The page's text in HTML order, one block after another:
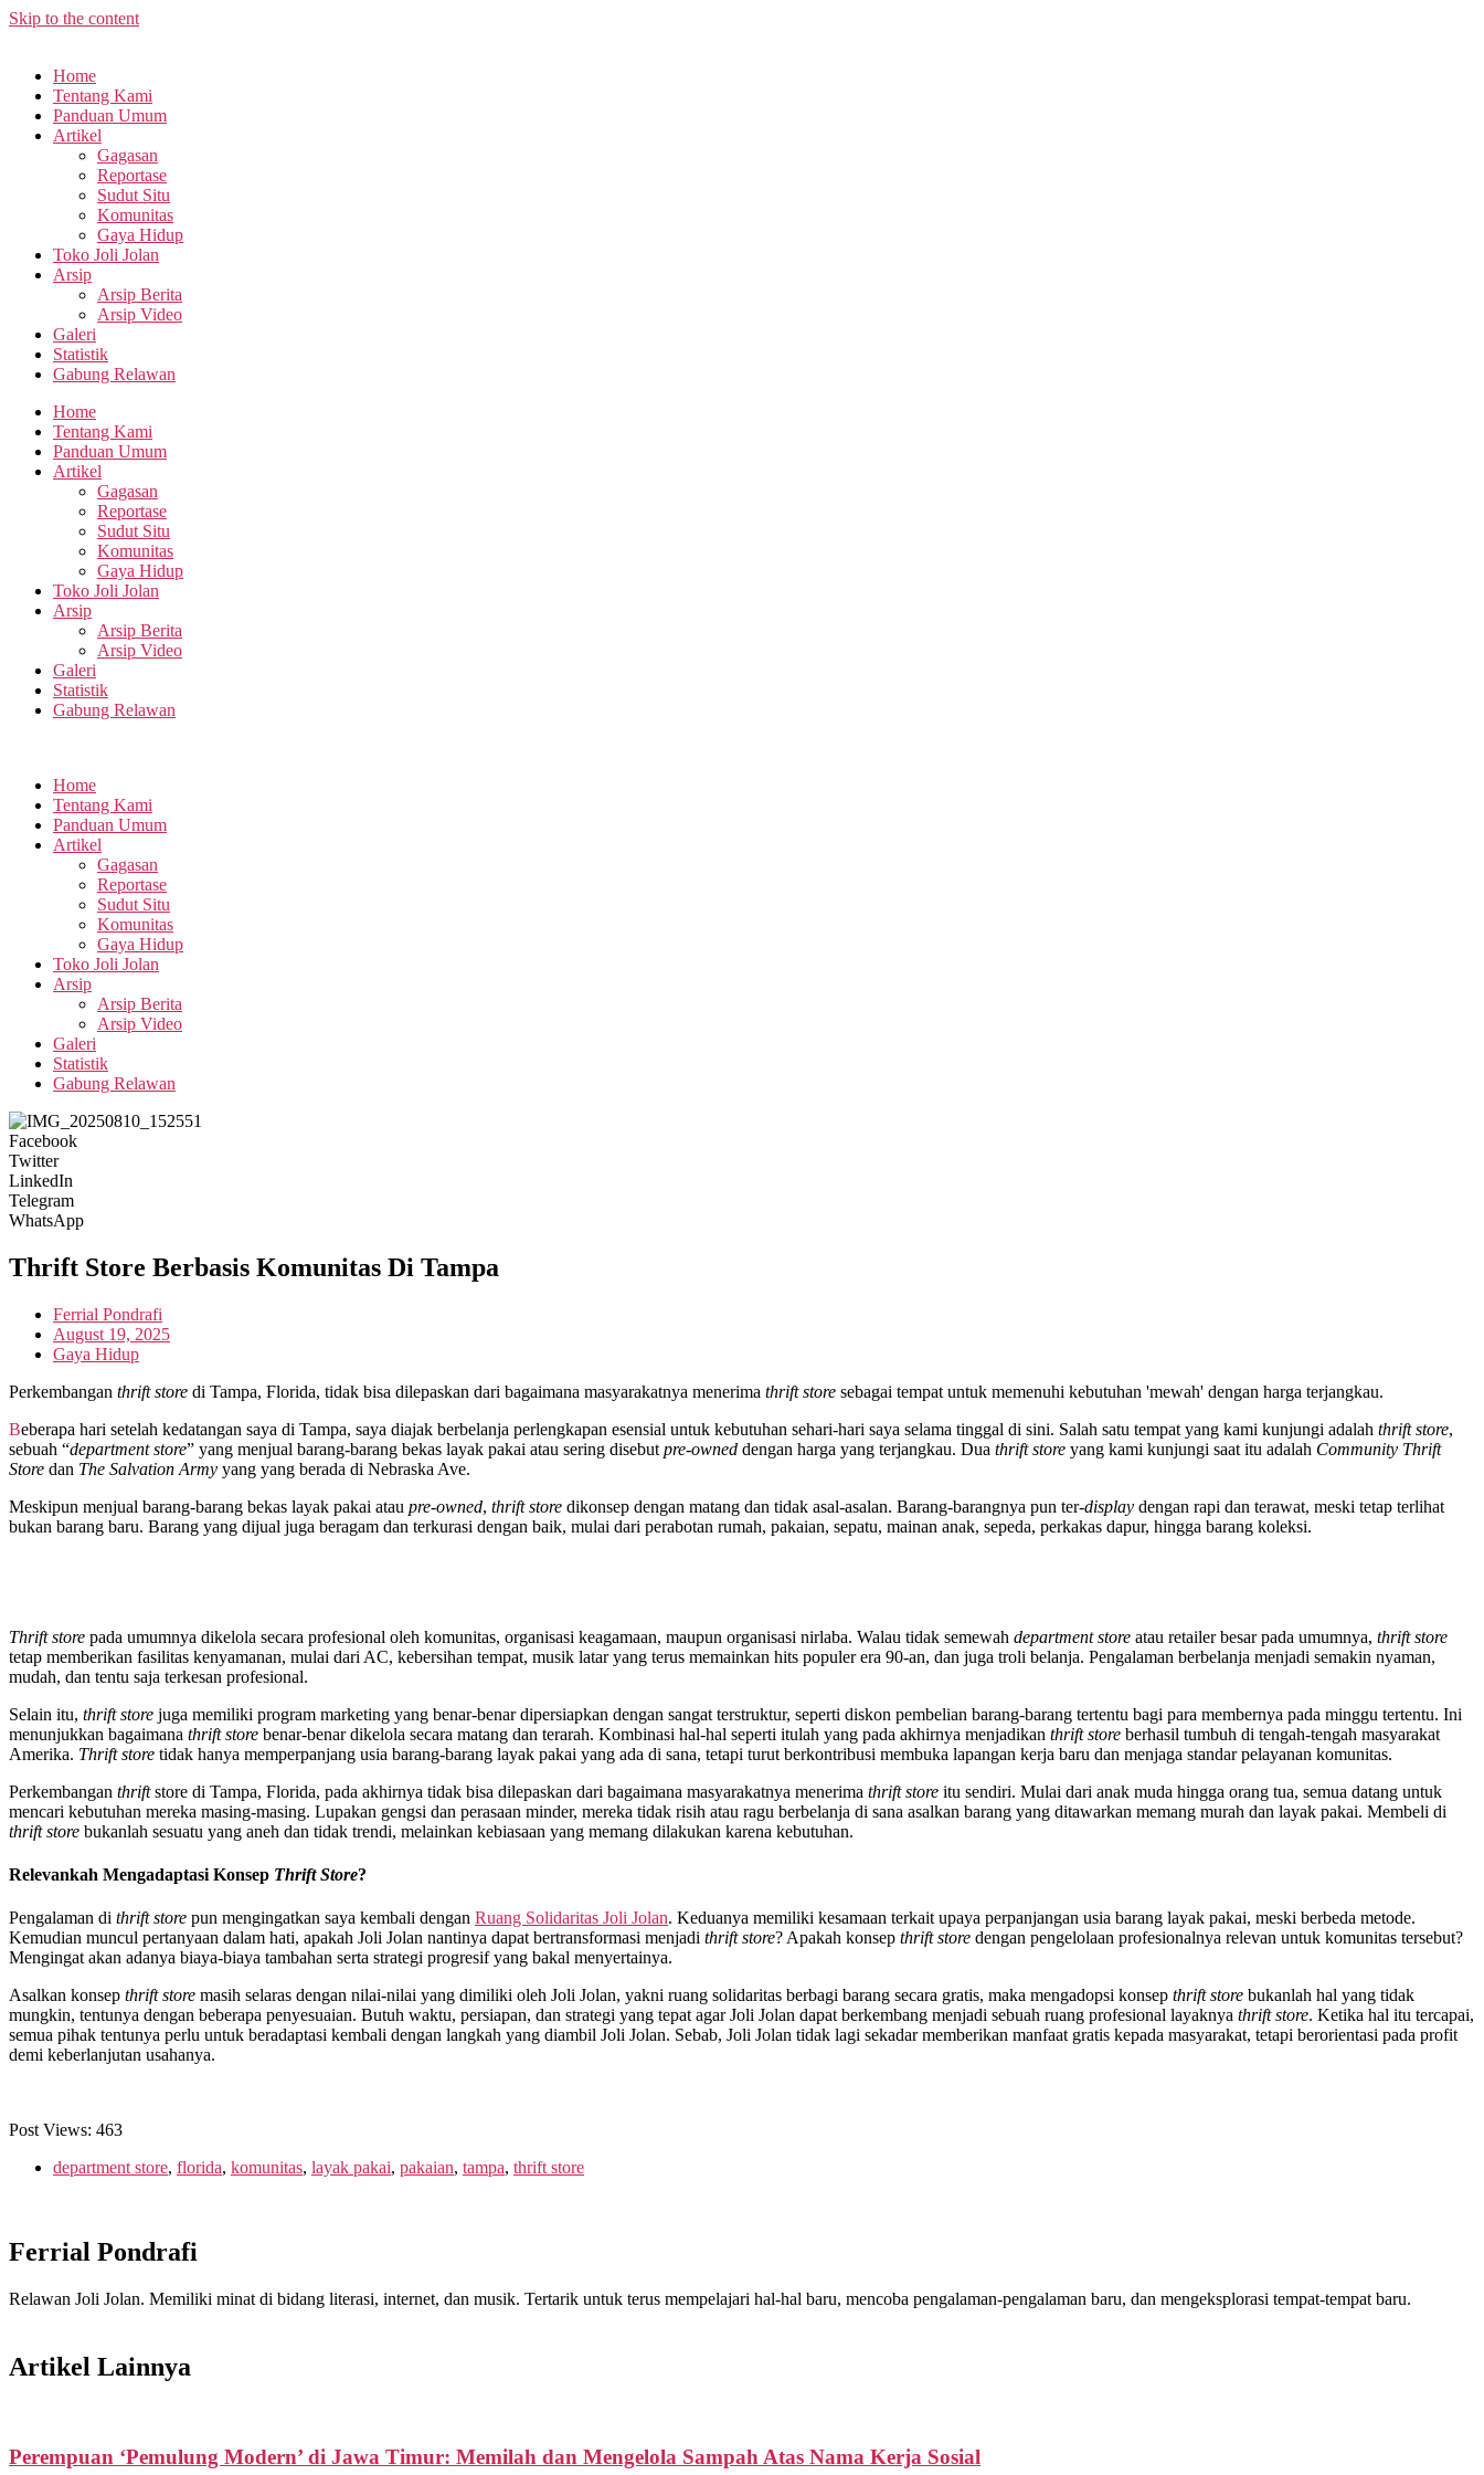
Skip to the content
Home
Tentang Kami
Panduan Umum
Artikel
Gagasan
Reportase
Sudut Situ
Komunitas
Gaya Hidup
Toko Joli Jolan
Arsip
Arsip Berita
Arsip Video
Galeri
Statistik
Gabung Relawan
Home
Tentang Kami
Panduan Umum
Artikel
Gagasan
Reportase
Sudut Situ
Komunitas
Gaya Hidup
Toko Joli Jolan
Arsip
Arsip Berita
Arsip Video
Galeri
Statistik
Gabung Relawan
Home
Tentang Kami
Panduan Umum
Artikel
Gagasan
Reportase
Sudut Situ
Komunitas
Gaya Hidup
Toko Joli Jolan
Arsip
Arsip Berita
Arsip Video
Galeri
Statistik
Gabung Relawan
Facebook
Twitter
LinkedIn
Telegram
WhatsApp
Thrift Store Berbasis Komunitas Di Tampa
Ferrial Pondrafi
August 19, 2025
Gaya Hidup
Perkembangan thrift store di Tampa, Florida, tidak bisa dilepaskan dari bagaimana masyarakatnya menerima thrift store sebagai tempat untuk memenuhi kebutuhan 'mewah' dengan harga terjangkau.
Beberapa hari setelah kedatangan saya di Tampa, saya diajak berbelanja perlengkapan esensial untuk kebutuhan sehari-hari saya selama tinggal di sini. Salah satu tempat yang kami kunjungi adalah thrift store,
sebuah “department store” yang menjual barang-barang bekas layak pakai atau sering disebut pre-owned dengan harga yang terjangkau. Dua thrift store yang kami kunjungi saat itu adalah Community Thrift
Store dan The Salvation Army yang yang berada di Nebraska Ave.
Meskipun menjual barang-barang bekas layak pakai atau pre-owned, thrift store dikonsep dengan matang dan tidak asal-asalan. Barang-barangnya pun ter-display dengan rapi dan terawat, meski tetap terlihat
bukan barang baru. Barang yang dijual juga beragam dan terkurasi dengan baik, mulai dari perabotan rumah, pakaian, sepatu, mainan anak, sepeda, perkakas dapur, hingga barang koleksi.
Thrift store pada umumnya dikelola secara profesional oleh komunitas, organisasi keagamaan, maupun organisasi nirlaba. Walau tidak semewah department store atau retailer besar pada umumnya, thrift store
tetap memberikan fasilitas kenyamanan, mulai dari AC, kebersihan tempat, musik latar yang terus memainkan hits populer era 90-an, dan juga troli belanja. Pengalaman berbelanja menjadi semakin nyaman,
mudah, dan tentu saja terkesan profesional.
Selain itu, thrift store juga memiliki program marketing yang benar-benar dipersiapkan dengan sangat terstruktur, seperti diskon pembelian barang-barang tertentu bagi para membernya pada minggu tertentu. Ini
menunjukkan bagaimana thrift store benar-benar dikelola secara matang dan terarah. Kombinasi hal-hal seperti itulah yang pada akhirnya menjadikan thrift store berhasil tumbuh di tengah-tengah masyarakat
Amerika. Thrift store tidak hanya memperpanjang usia barang-barang layak pakai yang ada di sana, tetapi turut berkontribusi membuka lapangan kerja baru dan menjaga standar pelayanan komunitas.
Perkembangan thriftstore di Tampa, Florida, pada akhirnya tidak bisa dilepaskan dari bagaimana masyarakatnya menerima thrift store itu sendiri. Mulai dari anak muda hingga orang tua, semua datang untuk
mencari kebutuhan mereka masing-masing. Lupakan gengsi dan perasaan minder, mereka tidak risih atau ragu berbelanja di sana asalkan barang yang ditawarkan memang murah dan layak pakai. Membeli di
thrift store bukanlah sesuatu yang aneh dan tidak trendi, melainkan kebiasaan yang memang dilakukan karena kebutuhan.
Relevankah Mengadaptasi Konsep Thrift Store?
Pengalaman di thrift store pun mengingatkan saya kembali dengan Ruang Solidaritas Joli Jolan. Keduanya memiliki kesamaan terkait upaya perpanjangan usia barang layak pakai, meski berbeda metode.
Kemudian muncul pertanyaan dalam hati, apakah Joli Jolan nantinya dapat bertransformasi menjadi thrift store? Apakah konsep thrift store dengan pengelolaan profesionalnya relevan untuk komunitas tersebut?
Mengingat akan adanya biaya-biaya tambahan serta strategi progresif yang bakal menyertainya.
Asalkan konsep thrift store masih selaras dengan nilai-nilai yang dimiliki oleh Joli Jolan, yakni ruang solidaritas berbagi barang secara gratis, maka mengadopsi konsep thrift store bukanlah hal yang tidak
mungkin, tentunya dengan beberapa penyesuaian. Butuh waktu, persiapan, dan strategi yang tepat agar Joli Jolan dapat berkembang menjadi sebuah ruang profesional layaknya thrift store. Ketika hal itu tercapai,
semua pihak tentunya perlu untuk beradaptasi kembali dengan langkah yang diambil Joli Jolan. Sebab, Joli Jolan tidak lagi sekadar memberikan manfaat gratis kepada masyarakat, tetapi berorientasi pada profit
demi keberlanjutan usahanya.
Post Views: 463
department store, florida, komunitas, layak pakai, pakaian, tampa, thrift store
Ferrial Pondrafi
Relawan Joli Jolan. Memiliki minat di bidang literasi, internet, dan musik. Tertarik untuk terus mempelajari hal-hal baru, mencoba pengalaman-pengalaman baru, dan mengeksplorasi tempat-tempat baru.
Artikel Lainnya
Perempuan ‘Pemulung Modern’ di Jawa Timur: Memilah dan Mengelola Sampah Atas Nama Kerja Sosial